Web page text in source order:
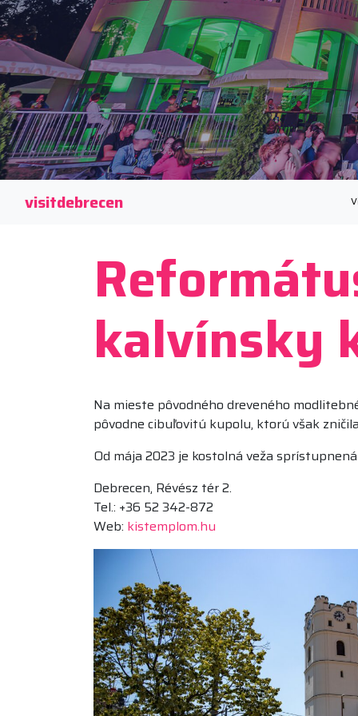
visitdebrecen
kalvínsky
Na mieste pôvodného dreveného
pôvodne cibuľovitú kupolu, ktorú však
Od mája 2023 je kostolná veža
Debrecen, Révész tér 2.
Tel.: +36 52 342-872
Web: kistemplom.hu